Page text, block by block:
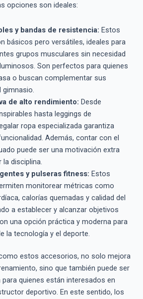
opciones son ideales:
y bandas de resistencia: Estos
básicos pero versátiles, ideales para
grupos musculares sin necesidad
Son perfectos para quienes
o buscan complementar sus
de alto rendimiento: Desde
hasta leggings de
ropa especializada garantiza
Además, contar con el
puede ser una motivación extra
disciplina.
y pulseras fitness: Estos
monitorear métricas como
calorías quemadas y calidad del
a establecer y alcanzar objetivos
una opción práctica y moderna para
la tecnología y el deporte.
estos accesorios, no solo mejora
sino que también puede ser
quienes están interesados en
deportivo. En este sentido, los